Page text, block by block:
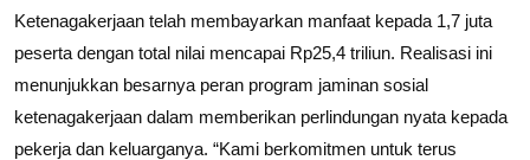
Ketenagakerjaan telah membayarkan manfaat kepada 1,7 juta
peserta dengan total nilai mencapai Rp25,4 triliun. Realisasi ini
menunjukkan besarnya peran program jaminan sosial
ketenagakerjaan dalam memberikan perlindungan nyata kepada
pekerja dan keluarganya. “Kami berkomitmen untuk terus